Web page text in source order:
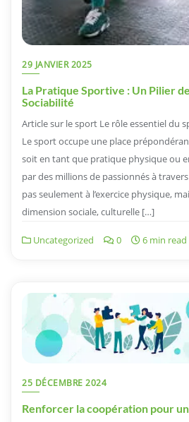
29 JANVIER 2025
La Pratique Sportive : Un Pilier
Sociabilité
Article sur le sport Le rôle essentiel du
Le sport occupe une place
soit en tant que pratique physique ou
par des millions de passionnés à
pas seulement à l’exercice physique,
dimension sociale, culturelle […]
Uncategorized 0 6 min read
25 DÉCEMBRE 2024
Renforcer la coopération pour